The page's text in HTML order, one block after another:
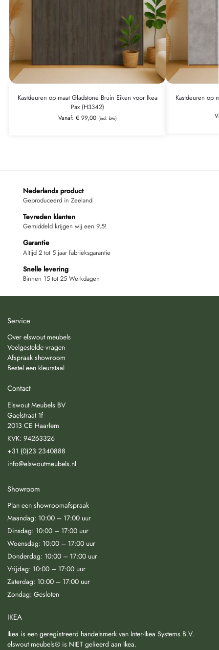
Kastdeuren op maat Gladstone Bruin Eiken voor Ikea
Pax (H3342)
Vanaf: €99,00 (incl. btw)
Kastdeuren op
Nederlands product
Geproduceerd in Zeeland
Tevreden klanten
Gemiddeld krijgen wij een 9,5!
Garantie
Altijd 2 tot 5 jaar fabrieksgarantie
Snelle levering
Binnen 15 tot 25 Werkdagen
Service
Over elswout meubels
Veelgestelde vragen
Afspraak showroom
Bestel een kleurstaal
Contact
Elswout Meubels BV
Gaelstraat 1f
2013 CE Haarlem
KVK: 94263326
+31 (0)23 2340888
info@elswoutmeubels.nl
Showroom
Plan een showroomafspraak
Maandag: 10:00 – 17:00 uur
Dinsdag: 10:00 – 17:00 uur
Woensdag: 10:00 – 17:00 uur
Donderdag: 10:00 – 17:00 uur
Vrijdag: 10:00 – 17:00 uur
Zaterdag: 10:00 – 17:00 uur
Zondag: Gesloten
IKEA
Ikea is een geregistreerd handelsmerk van Inter-Ikea Systems B.V.
elswout meubels® is NIET gelieerd aan Ikea.